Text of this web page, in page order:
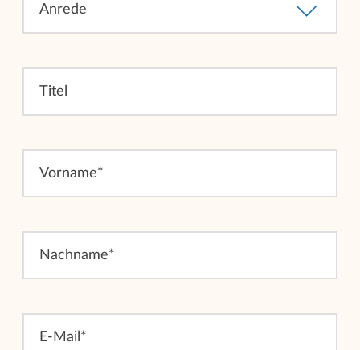
Anrede
Titel
Vorname*
Nachname*
E-Mail*